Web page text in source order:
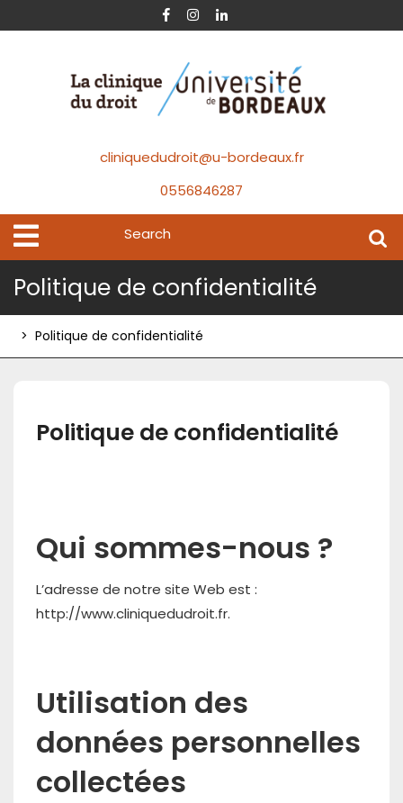
to
FacebookInstagram
cliniquedudroit@u-bordeaux.fr
0556846287
Open
Menu
Politique de confidentialité
> Politique de confidentialité
Politique de confidentialité
Qui sommes-nous ?
L’adresse de notre site Web est :
http://www.cliniquedudroit.fr.
Utilisation des
données personnelles
collectées